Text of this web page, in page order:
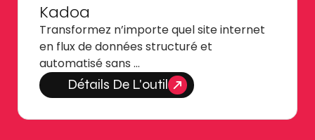
Kadoa
Transformez n’importe quel site internet
en flux de données structuré et
automatisé sans …
Détails De L'outil